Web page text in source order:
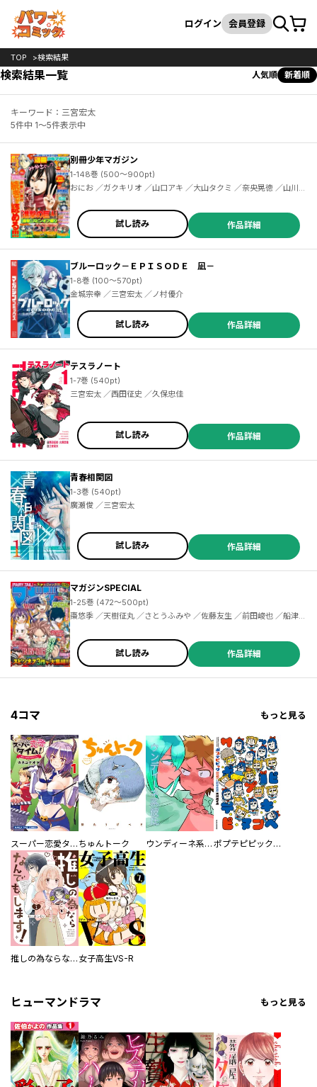
検索
ログイン 会員登録カート
TOP 検索結果
検索結果一覧 人気順 新着順
キーワード：三宮宏太
5件中 1～5件表示中
別冊少年マガジン
1-148巻 (500～900pt)
おにお ／ガクキリオ ／山口アキ ／大山タクミ ／奈央晃徳 ／山川直輝 ／広橋進 ／長門知大 ／諫山創 ／めいびい ／二駅ずい ／荒川弘 ／田中芳樹 ／遠田マリモ ／カツヲ ／石沢庸介 ／ひろゆき ／水あさと ／佐藤友生 ／山口ミコト ／奈良一平 ／赤松健 ／ナユタン星人 ／寺田てら ／伊十楽 ／片山陽介 ／コーエーテクモゲームス ／金田陽介 ／長田龍伯 ／押見修造 ／笹古みとも ／スパイク・チュンソフト ／カワグチタケシ ／石塚千尋 ／伊奈めぐみ ／宮島雅憲 ／からあげたろう ／内山敦司 ／レベルファイブ ／久世蘭
試し読み 作品詳細
ブルーロック－ＥＰＩＳＯＤＥ 凪－
1-8巻 (100～570pt)
金城宗幸 ／三宮宏太 ／ノ村優介
試し読み 作品詳細
テスラノート
1-7巻 (540pt)
三宮宏太 ／西田征史 ／久保忠佳
試し読み 作品詳細
青春相関図
1-3巻 (540pt)
廣瀬俊 ／三宮宏太
試し読み 作品詳細
マガジンSPECIAL
1-25巻 (472～500pt)
棗悠季 ／天樹征丸 ／さとうふみや ／佐藤友生 ／前田峻也 ／船津紳平 ／二駅ずい ／佐木飛朗斗 ／東直輝 ／真島ヒロ ／ＢＯＫＵ ／コージィ城倉 ／金城宗幸 ／芥瀬良せら ／千田大輔 ／上田敦夫 ／堂本裕貴 ／西原梨花 ／小林俊彦 ／七三太朗 ／川三番地 ／ＣＬＡＭＰ ／香椎さおり ／飯島浩介 ／氏家ト全 ／上野春生 ／中村ゆうひ ／梅山たらこ ／植野メグル ／加茂ユウジ ／鈴木央 ／中西達哉 ／牟田洸 ／安藤正基 ／廣田大地 ／京極夏彦 ／志水アキ ／森田俊平 ／瀬尾公治 ／安田剛士
試し読み 作品詳細
4コマ もっと見る
スーパー恋愛タイム！～現場でドＳな彼女は自宅でデレる～ ちゅんトーク ウンディーネ系彼氏 ポプテピピック SEASON EIGHT
推しの為ならなんでもします！ 女子高生VS-R
ヒューマンドラマ もっと見る